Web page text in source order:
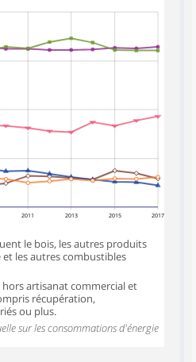
2011 2013 2015 2017
le bois, les autres produits
les autres combustibles
artisanat commercial et
récupération,
ou plus.
sur les consommations d'énergie